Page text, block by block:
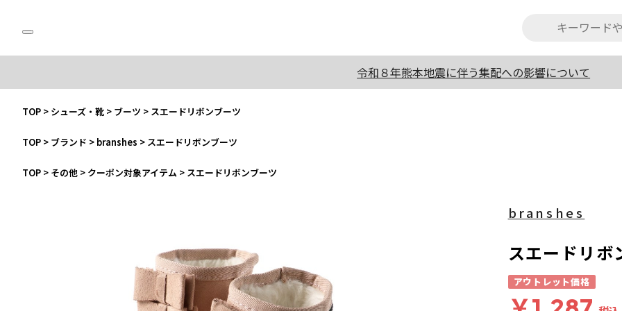
令和８年熊本地震に伴う集配への影響について
TOP > シューズ・靴 > ブーツ > スエードリボンブーツ
TOP > ブランド > branshes > スエードリボンブーツ
TOP > その他 > クーポン対象アイテム > スエードリボンブーツ
branshes
スエードリボ
アウトレット価格